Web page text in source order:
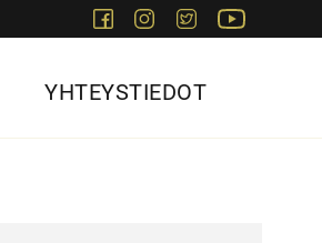
FacebookInstagram
Twitter
YHTEYSTIEDOT